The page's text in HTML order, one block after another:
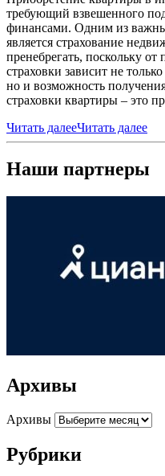
требующий взвешенного
финансами. Одним из
является страхование
пренебрегать, поскольку
страховки зависит не
но и возможность
страховки квартиры – это
Читать далееЧитать далее
Наши партнеры
Архивы
Архивы
Рубрики